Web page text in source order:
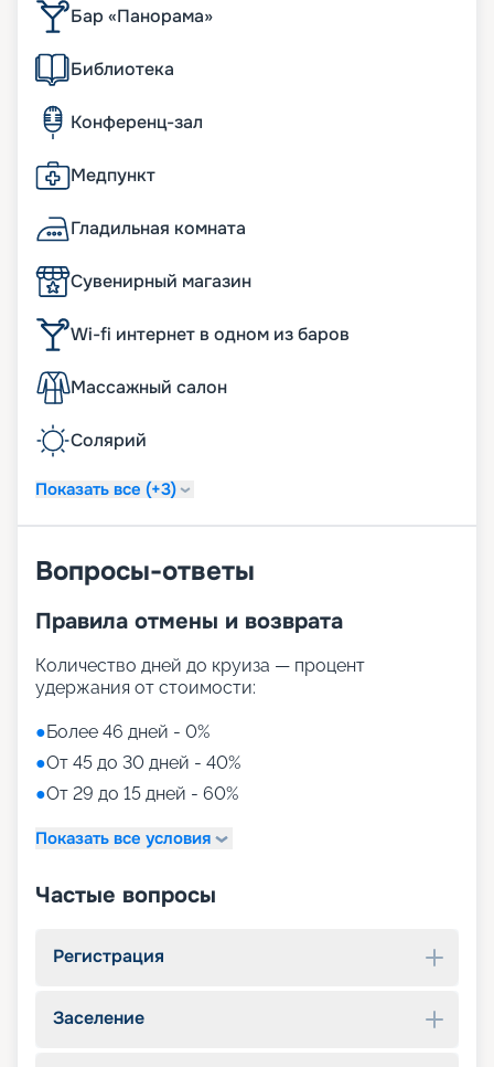
Бар «Панорама»
Библиотека
Конференц-зал
Медпункт
Гладильная комната
Сувенирный магазин
Wi-fi интернет в одном из баров
Массажный салон
Солярий
Показать все (+3)
Вопросы-ответы
Правила отмены и возврата
Количество дней до круиза — процент
удержания от стоимости:
●Более 46 дней - 0%
●От 45 до 30 дней - 40%
●От 29 до 15 дней - 60%
Показать все условия
Частые вопросы
Регистрация
Заселение